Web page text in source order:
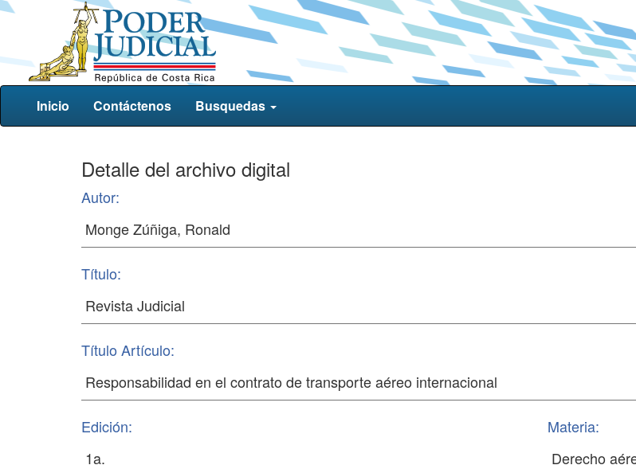
Inicio Contáctenos Busquedas
Detalle del archivo digital
Autor:
Título:
Título Artículo:
Edición: Materia: